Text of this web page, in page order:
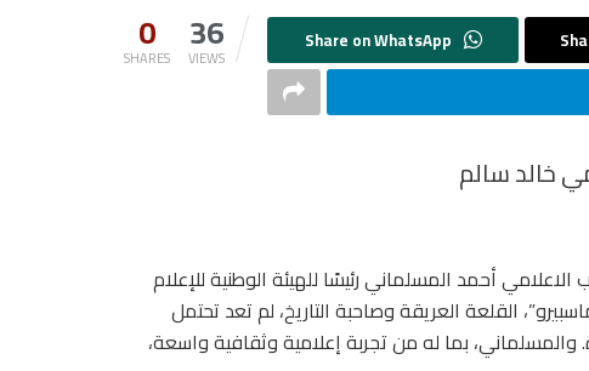
0
SHARES 36
VIEWS
خالد سالم
أحمد المسلماني رئيسًا للهيئة الوطنية للإعلام
القلعة العريقة وصاحبة التاريخ، لم تعد تحتمل
والمسلماني، بما له من تجربة إعلامية وثقافية واسعة،